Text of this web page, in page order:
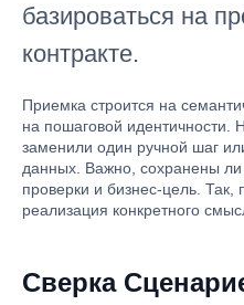
базироваться на
контракте.
Приемка строится на
на пошаговой идентичности.
заменили один ручной шаг
данных. Важно, сохранены ли
проверки и бизнес-цель. Так,
реализация конкретного
Сверка